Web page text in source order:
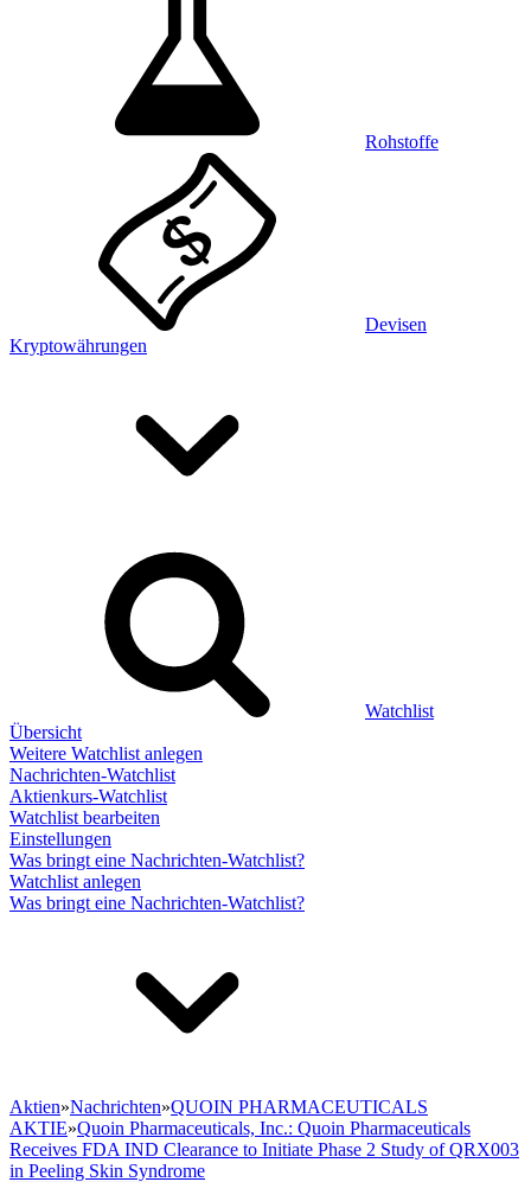
Rohstoffe
Devisen
Kryptowährungen
Watchlist
Übersicht
Weitere Watchlist anlegen
Nachrichten-Watchlist
Aktienkurs-Watchlist
Watchlist bearbeiten
Einstellungen
Was bringt eine Nachrichten-Watchlist?
Watchlist anlegen
Was bringt eine Nachrichten-Watchlist?
Aktien»Nachrichten»QUOIN PHARMACEUTICALS
AKTIE»Quoin Pharmaceuticals, Inc.: Quoin Pharmaceuticals
Receives FDA IND Clearance to Initiate Phase 2 Study of QRX003
in Peeling Skin Syndrome